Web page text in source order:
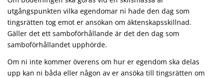
utgångspunkten vilka egendomar ni hade den dag som
tingsrätten tog emot er ansökan om äktenskapsskillnad.
Gäller det ett samboförhållande är det den dag som
samboförhållandet upphörde.
Om ni inte kommer överens om hur er egendom ska delas
upp kan ni båda eller någon av er ansöka till tingsrätten om